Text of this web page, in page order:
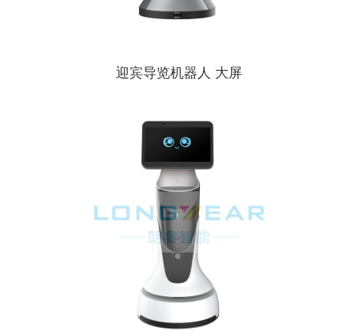
迎宾导览机器人 大屏